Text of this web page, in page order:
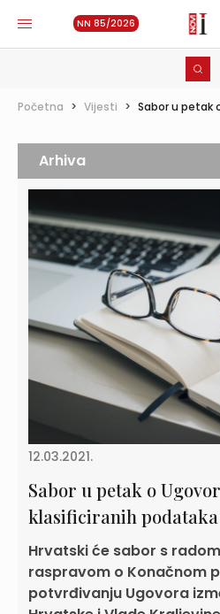
NN 85/2026
Početna > Vijesti > Sabor u petak
12.03.2021.
Sabor u petak o
klasificiranih podataka
Hrvatski će sabor s
raspravom o Konačnom
potvrđivanju Ugovora
Arhiva